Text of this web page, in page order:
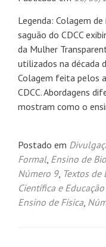
Legenda: Colagem
saguão do CDCC
da Mulher
utilizados na década
Colagem feita pelos
CDCC. Abordagens
mostram como o
Postado em
Formal, Ensino de
Número 9, Textos de
Científica e
Ensino de Física,